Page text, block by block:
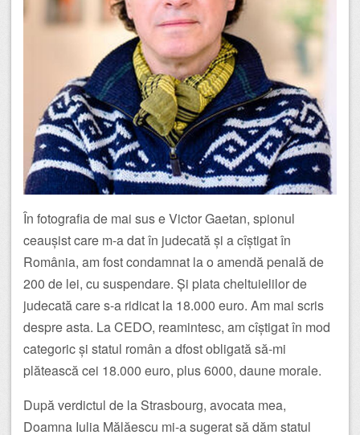
În fotografia de mai sus e Victor Gaetan, spionul
ceaușist care m-a dat în judecată și a cîștigat în
România, am fost condamnat la o amendă penală de
200 de lei, cu suspendare. Și plata cheltuielilor de
judecată care s-a ridicat la 18.000 euro. Am mai scris
despre asta. La CEDO, reamintesc, am cîștigat în mod
categoric și statul român a dfost obligată să-mi
plătească cei 18.000 euro, plus 6000, daune morale.
După verdictul de la Strasbourg, avocata mea,
Doamna Iulia Mălăescu mi-a sugerat să dăm statul